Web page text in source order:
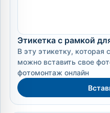
Этикетка с рамкой
В эту этикетку, которая
можно вставить свое
фотомонтаж онлайн